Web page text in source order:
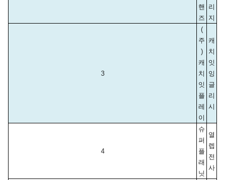
핸
즈
리
지
3
(
주
)
캐
치
잇
플
레
이
캐
치
잇
잉
글
리
시
4
슈
퍼
플
래
닛
열
렙
전
사